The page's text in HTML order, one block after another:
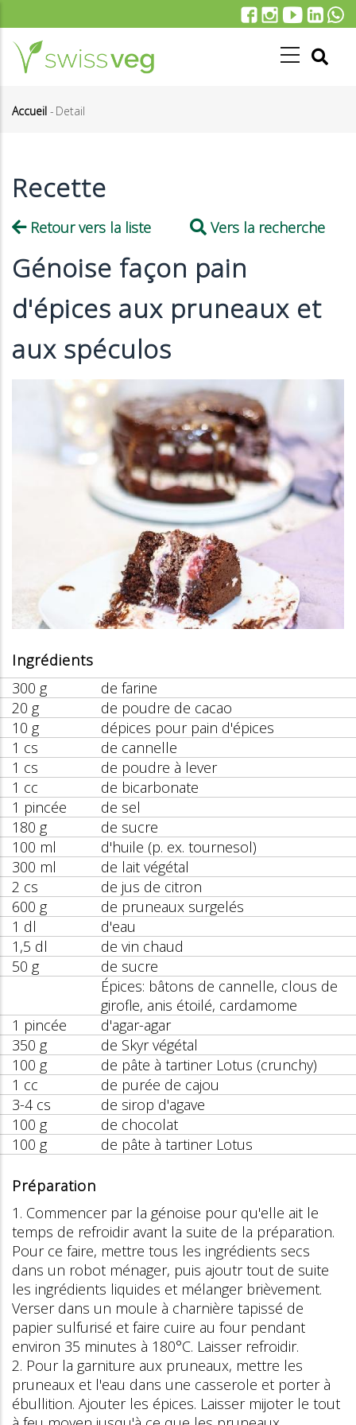
au
contenu
principal
Accueil - Detail
Recette
Retour vers la liste Vers la recherche
Génoise façon pain
d'épices aux pruneaux et
aux spéculos
Ingrédients
300 g
de farine
20 g
de poudre de cacao
10 g
dépices pour pain d'épices
1 cs
de cannelle
1 cs
de poudre à lever
1 cc
de bicarbonate
1 pincée
de sel
180 g
de sucre
100 ml
d'huile (p. ex. tournesol)
300 ml
de lait végétal
2 cs
de jus de citron
600 g
de pruneaux surgelés
1 dl
d'eau
1,5 dl
de vin chaud
50 g
de sucre
Épices: bâtons de cannelle, clous de
girofle, anis étoilé, cardamome
1 pincée
d'agar-agar
350 g
de Skyr végétal
100 g
de pâte à tartiner Lotus (crunchy)
1 cc
de purée de cajou
3-4 cs
de sirop d'agave
100 g
de chocolat
100 g
de pâte à tartiner Lotus
Préparation
1. Commencer par la génoise pour qu'elle ait le
temps de refroidir avant la suite de la préparation.
Pour ce faire, mettre tous les ingrédients secs
dans un robot ménager, puis ajoutr tout de suite
les ingrédients liquides et mélanger brièvement.
Verser dans un moule à charnière tapissé de
papier sulfurisé et faire cuire au four pendant
environ 35 minutes à 180°C. Laisser refroidir.
2. Pour la garniture aux pruneaux, mettre les
pruneaux et l'eau dans une casserole et porter à
ébullition. Ajouter les épices. Laisser mijoter le tout